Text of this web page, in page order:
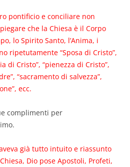
pontificio e conciliare non
che la Chiesa è il Corpo
lo Spirito Santo, l’Anima, i
ripetutamente “Sposa di Cristo”,
di Cristo”, “pienezza di Cristo”,
“sacramento di salvezza”,
ecc.
complimenti per
già tutto intuito e riassunto
Dio pose Apostoli, Profeti,